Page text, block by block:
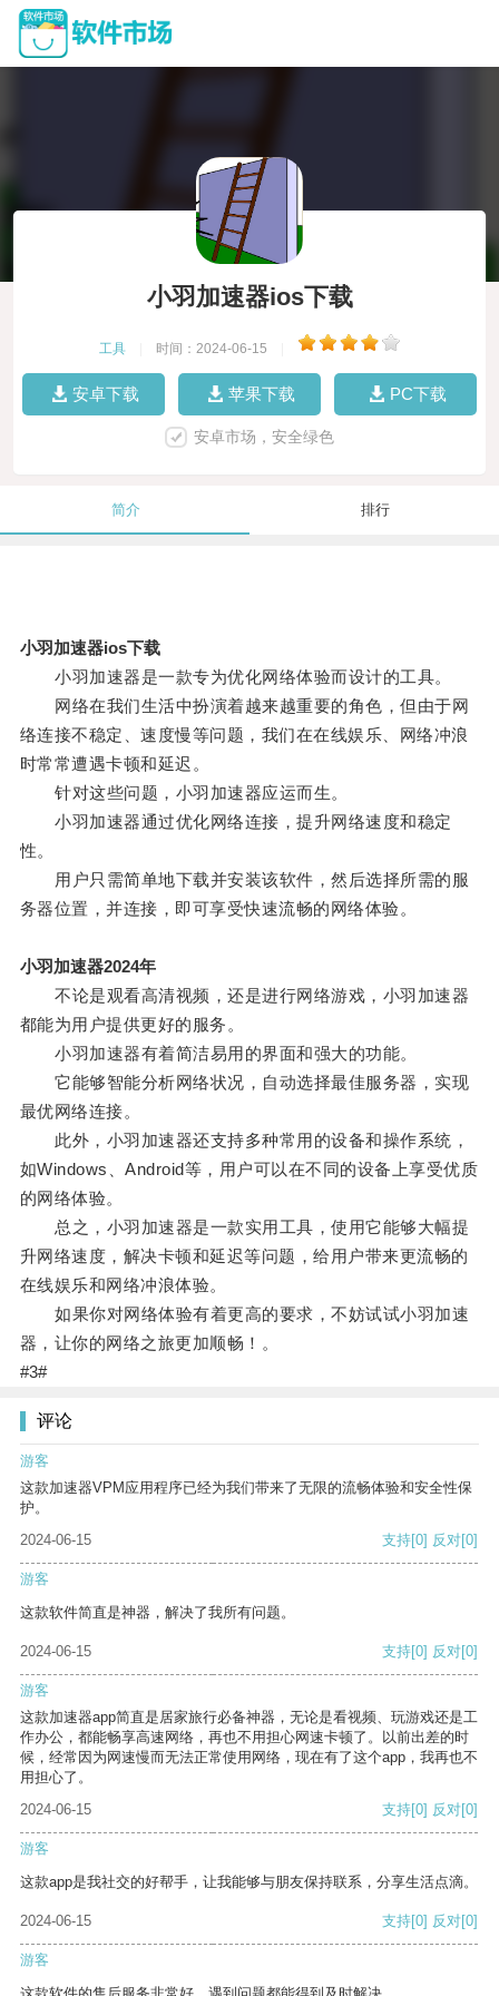
小羽加速器ios下载
工具 时间：2024-06-15
安卓下载 苹果下载 PC下载
安卓市场，安全绿色
简介 排行
小羽加速器ios下载
小羽加速器是一款专为优化网络体验而设计的工具。
网络在我们生活中扮演着越来越重要的角色，但由于网
络连接不稳定、速度慢等问题，我们在在线娱乐、网络冲浪
时常常遭遇卡顿和延迟。
针对这些问题，小羽加速器应运而生。
小羽加速器通过优化网络连接，提升网络速度和稳定
性。
用户只需简单地下载并安装该软件，然后选择所需的服
务器位置，并连接，即可享受快速流畅的网络体验。
小羽加速器2024年
不论是观看高清视频，还是进行网络游戏，小羽加速器
都能为用户提供更好的服务。
小羽加速器有着简洁易用的界面和强大的功能。
它能够智能分析网络状况，自动选择最佳服务器，实现
最优网络连接。
此外，小羽加速器还支持多种常用的设备和操作系统，
如Windows、Android等，用户可以在不同的设备上享受优质
的网络体验。
总之，小羽加速器是一款实用工具，使用它能够大幅提
升网络速度，解决卡顿和延迟等问题，给用户带来更流畅的
在线娱乐和网络冲浪体验。
如果你对网络体验有着更高的要求，不妨试试小羽加速
器，让你的网络之旅更加顺畅！。
#3#
评论
游客
这款加速器VPM应用程序已经为我们带来了无限的流畅体验和安全性保
护。
2024-06-15
支持[0] 反对[0]
游客
这款软件简直是神器，解决了我所有问题。
2024-06-15 支持[0] 反对[0]
游客
这款加速器app简直是居家旅行必备神器，无论是看视频、玩游戏还是工
作办公，都能畅享高速网络，再也不用担心网速卡顿了。以前出差的时
候，经常因为网速慢而无法正常使用网络，现在有了这个app，我再也不
用担心了。
2024-06-15
支持[0] 反对[0]
游客
这款app是我社交的好帮手，让我能够与朋友保持联系，分享生活点滴。
2024-06-15 支持[0] 反对[0]
游客